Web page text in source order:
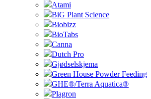
Atami
BiG Plant Science
Biobizz
BioTabs
Canna
Dutch Pro
Gjødselskjema
Green House Powder Feeding
GHE®/Terra Aquatica®
Plagron